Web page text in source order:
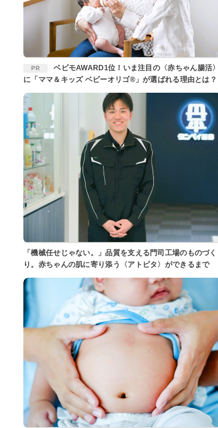
PR
ベビモAWARD1位！いま注目の〈赤ちゃん腸活〉
に「ママ＆キッズ ベビーオリゴ®」が選ばれる理由とは？
「機械任せじゃない。」品質を支える門司工場のものづく
り。赤ちゃんの肌に寄り添う〈アトピタ〉ができるまで